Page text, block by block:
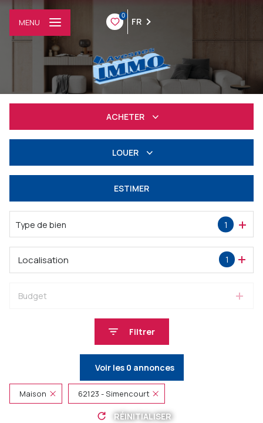
0
FR
MENU
ACHETER
Professionnel
LOUER
Professionnel
ESTIMER
Type de bien 1
1
Localisation
Budget
Filtrer
Voir les 0 annonces
Maison 62123 - Simencourt
RÉINITIALISER